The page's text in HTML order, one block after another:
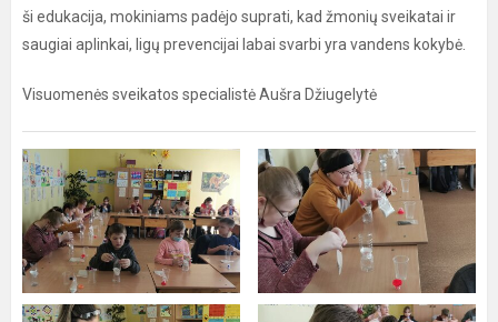
ši edukacija, mokiniams padėjo suprati, kad žmonių sveikatai ir
saugiai aplinkai, ligų prevencijai labai svarbi yra vandens kokybė.
Visuomenės sveikatos specialistė Aušra Džiugelytė